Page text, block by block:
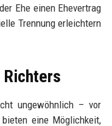
Ehe einen Ehevertrag
Trennung erleichtern
ungewöhnlich – vor
eine Möglichkeit,